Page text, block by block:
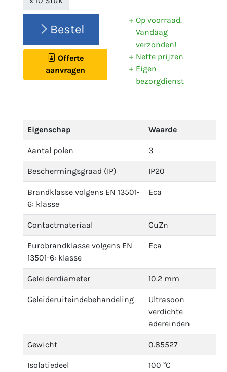
Bestel
Offerte
aanvragen
Op voorraad.
Vandaag
verzonden!
Nette prijzen
Eigen
bezorgdienst
Eigenschap Waarde
Aantal polen 3
Beschermingsgraad (IP) IP20
Brandklasse volgens EN 13501-
6: klasse
Eca
Contactmateriaal CuZn
Eurobrandklasse volgens EN
13501-6: klasse
Eca
Geleiderdiameter 10.2 mm
Geleideruiteindebehandeling
Ultrasoon
verdichte
adereinden
Gewicht 0.85527
Isolatiedeel
100 °C